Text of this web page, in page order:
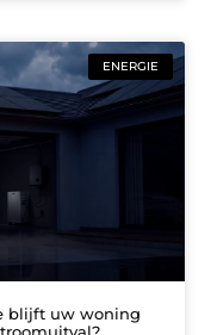
ENERGIE
blijft uw woning